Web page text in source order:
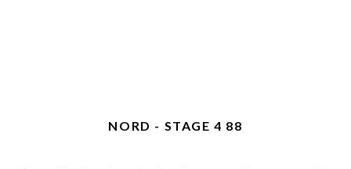
NORD - STAGE 4 88